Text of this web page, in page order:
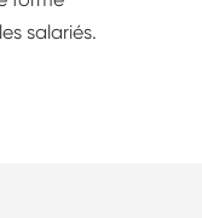
salariés.